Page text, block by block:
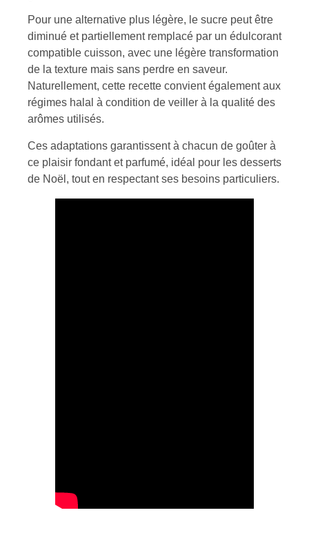
Pour une alternative plus légère, le sucre peut être
diminué et partiellement remplacé par un édulcorant
compatible cuisson, avec une légère transformation
de la texture mais sans perdre en saveur.
Naturellement, cette recette convient également aux
régimes halal à condition de veiller à la qualité des
arômes utilisés.
Ces adaptations garantissent à chacun de goûter à
ce plaisir fondant et parfumé, idéal pour les desserts
de Noël, tout en respectant ses besoins particuliers.